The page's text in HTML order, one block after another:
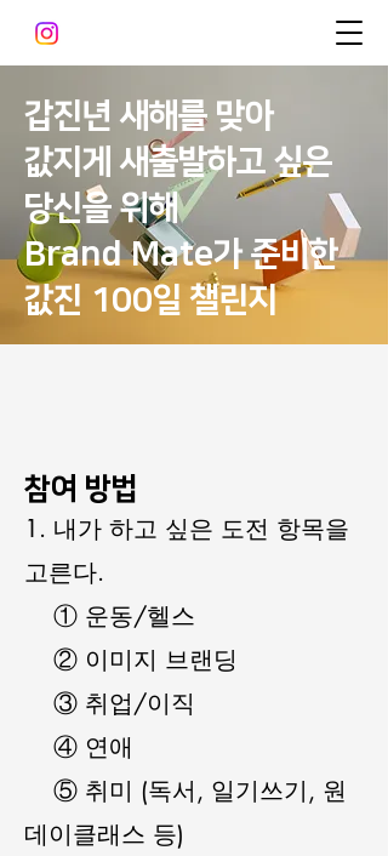
갑진년 새해를 맞아
값지게 새출발하고 싶은
당신을 위해
Brand Mate가 준비한
값진 100일 챌린지
​참여 방법
1. 내가 하고 싶은 도전 항목을
고른다.
① 운동/헬스
② 이미지 브랜딩
③ 취업/이직
④ 연애
⑤ 취미 (독서, 일기쓰기, 원
데이클래스 등)